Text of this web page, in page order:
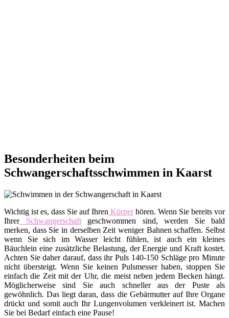
Besonderheiten beim
Schwangerschaftsschwimmen in Kaarst
Wichtig ist es, dass Sie auf Ihren Körperhören. Wenn Sie bereits vor
IhrerSchwangerschaftgeschwommen sind, werden Sie bald
merken, dass Sie in derselben Zeit weniger Bahnen schaffen. Selbst
wenn Sie sich im Wasser leicht fühlen, ist auch ein kleines
Bäuchlein eine zusätzliche Belastung, der Energie und Kraft kostet.
Achten Sie daher darauf, dass ihr Puls 140-150 Schläge pro Minute
nicht übersteigt. Wenn Sie keinen Pulsmesser haben, stoppen Sie
einfach die Zeit mit der Uhr, die meist neben jedem Becken hängt.
Möglicherweise sind Sie auch schneller aus der Puste als
gewöhnlich. Das liegt daran, dass die Gebärmutter auf Ihre Organe
drückt und somit auch Ihr Lungenvolumen verkleinert ist. Machen
Sie bei Bedarf einfach eine Pause!